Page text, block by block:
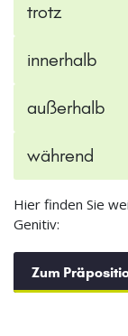
trotz
innerhalb
außerhalb
während
Hier finden Sie
Genitiv:
Zum